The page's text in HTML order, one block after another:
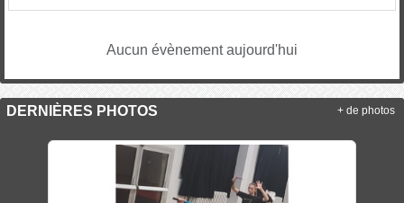
Aucun évènement aujourd'hui
DERNIÈRES PHOTOS + de photos